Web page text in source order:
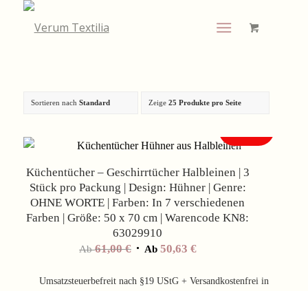
Sortieren nach Standard Zeige 25 Produkte pro Seite
Küchentücher – Geschirrtücher Halbleinen | 3
Stück pro Packung | Design: Hühner | Genre:
OHNE WORTE | Farben: In 7 verschiedenen
Farben | Größe: 50 x 70 cm | Warencode KN8:
63029910
Ab61,00€ Ab 50,63 €
Umsatzsteuerbefreit nach §19 UStG + Versandkostenfrei in